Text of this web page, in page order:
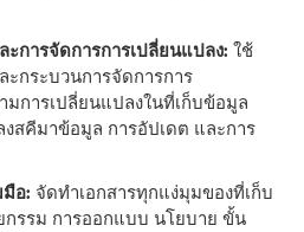
ะการจัดการการเปลี่ยนแปลง:ใช้
ะกระบวนการจัดการการ
มการเปลี่ยนแปลงในที่เก็บข้อมูล
งสคีมาข้อมูล การอัปเดต และการ
มือ: จัดทําเอกสารทุกแง่มุมของที่เก็บ
รรม การออกแบบ นโยบาย ขั้น